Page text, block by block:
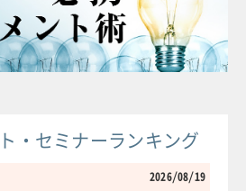
・セミナーランキング
2026/08/19